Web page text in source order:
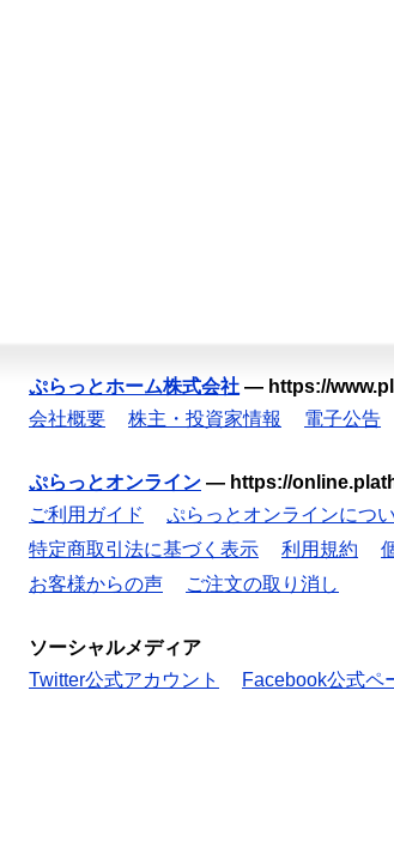
ぷらっとホーム株式会社 — https://
会社概要
株主・投資家情報 電子公告
ぷらっとオンライン — https://
ご利用ガイド
ぷらっとオンラインにつ
特定商取引法に基づく表示
利用規約
お客様からの声
ご注文の取り消し
ソーシャルメディア
Twitter公式アカウント
Facebook公式ペ